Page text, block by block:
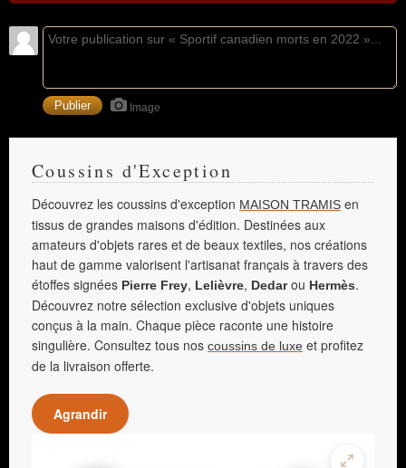
Image
Coussins d'Exception
Découvrez les coussins d'exception MAISON TRAMIS en
tissus de grandes maisons d'édition. Destinées aux
amateurs d'objets rares et de beaux textiles, nos créations
haut de gamme valorisent l'artisanat français à travers des
étoffes signées Pierre Frey, Lelièvre, Dedarou Hermès.
Découvrez notre sélection exclusive d'objets uniques
conçus à la main. Chaque pièce raconte une histoire
singulière. Consultez tous nos coussins de luxe et profitez
de la livraison offerte.
Agrandir